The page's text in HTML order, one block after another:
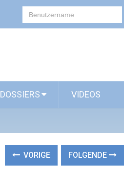
DOSSIERS VIDEOS
VORIGE FOLGENDE